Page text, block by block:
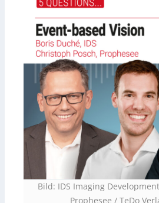
Bild: IDS Imaging
Prophesee / TeDo